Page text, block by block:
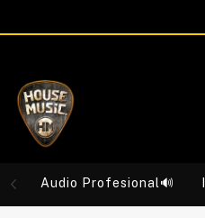
Audio Profesional🔊